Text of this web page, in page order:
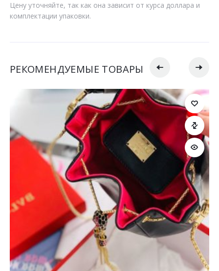
Цену уточняйте, так как она зависит от курса доллара и
комплектации упаковки.
РЕКОМЕНДУЕМЫЕ ТОВАРЫ